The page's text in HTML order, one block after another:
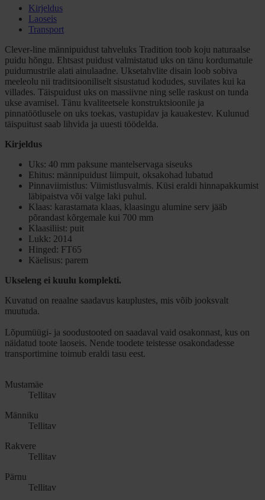
Kirjeldus
Laoseis
Transport
Clever-line männipuidust tahveluks Tradition toob koju naturaalse
puidu hõngu. Ehtsast puidust valmistatud uks on tänu kordumatule
puidumustrile alati ainulaadne. Uksetahvlite disain loob sobiva
meeleolu nii traditsiooniliselt sisustatud kodudes, suvilates kui ka
villades. Täispuidust uks on massiivne ning selle raskust on tunda
ukse avamisel. Tänu kvaliteetsele konstruktsioonile ja
pinnatöötlusele on uks toekas, vastupidav ja kauakestev. Kulunud
täispuitust saab lihvida ja uuesti töödelda.
Kirjeldus
Uks: 40 mm paksune mantelservaga siseuks
Ehitus: männipuidust liimpuit, oksakohad lubatud
Pinnaviimistlus: Viimistlusvalmis. Küsi eraldi hinnapakkumist
läbipaistva või valge laki puhul.
Klaas: karastamata klaas, klaasingu alumine serv jääb
põrandast kõrgemale kui 700 mm
Klaasiliist: puit
Lukk: 2014
Hinged: FT65
Käelisus: parem
Ukseleng ei kuulu komplekti.
Kuvatud on reaalne saadavus kauplustes, mis võib jooksvalt
muutuda.
Lõpumüügi- ja soodustooted on saadaval vaid osakonnast, kus on
näidatud toote laoseis. Nende toodete teistesse osakondadesse
transportimine toimub eraldi tasu eest.
Mustamäe
Tellitav
Männiku
Tellitav
Rakvere
Tellitav
Pärnu
Tellitav